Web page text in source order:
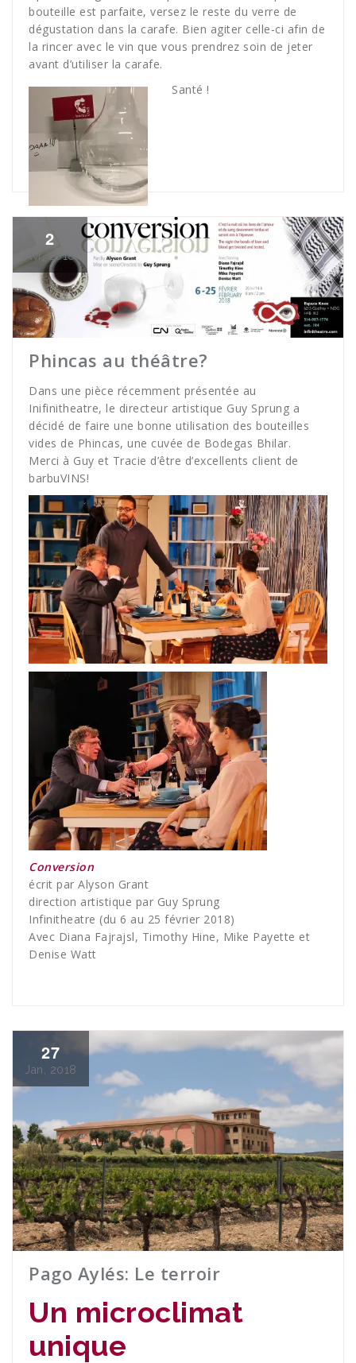
bouteille est parfaite, versez le reste du verre de
dégustation dans la carafe. Bien agiter celle-ci afin de
la rincer avec le vin que vous prendrez soin de jeter
avant d’utiliser la carafe.
Santé !
2
Avr, 2018
Phincas au théâtre?
Dans une pièce récemment présentée au
Inifinitheatre, le directeur artistique Guy Sprung a
décidé de faire une bonne utilisation des bouteilles
vides de Phincas, une cuvée de Bodegas Bhilar.
Merci à Guy et Tracie d’être d’excellents client de
barbuVINS!
Conversion
écrit par Alyson Grant
direction artistique par Guy Sprung
Infinitheatre (du 6 au 25 février 2018)
Avec Diana Fajrajsl, Timothy Hine, Mike Payette et
Denise Watt
27
Jan, 2018
Pago Aylés: Le terroir
Un microclimat
unique